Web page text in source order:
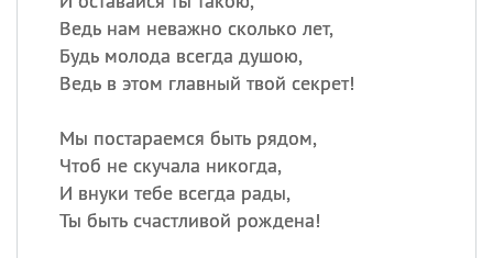
Ведь нам неважно сколько лет,
Будь молода всегда душою,
Ведь в этом главный твой секрет!
Мы постараемся быть рядом,
Чтоб не скучала никогда,
И внуки тебе всегда рады,
Ты быть счастливой рождена!